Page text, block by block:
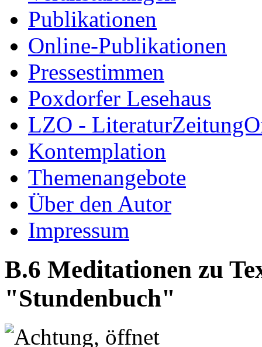
Publikationen
Online-Publikationen
Pressestimmen
Poxdorfer Lesehaus
LZO -
Kontemplation
Themenangebote
Über den Autor
Impressum
B.6 Meditationen zu
"Stundenbuch"